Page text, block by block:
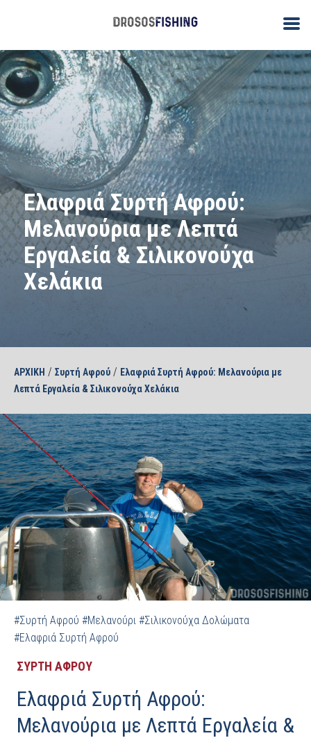
Ελαφριά Συρτή Αφρού:
Μελανούρια με Λεπτά
Εργαλεία & Σιλικονούχα
Χελάκια
ΑΡΧΙΚΗ / Συρτή Αφρού / Ελαφριά Συρτή Αφρού: Μελανούρια με
Λεπτά Εργαλεία & Σιλικονούχα Χελάκια
#Συρτή Αφρού #Μελανούρι #Σιλικονούχα Δολώματα
#Ελαφριά Συρτή Αφρού
ΣΥΡΤΗ ΑΦΡΟΥ
Ελαφριά Συρτή Αφρού:
Μελανούρια με Λεπτά Εργαλεία &